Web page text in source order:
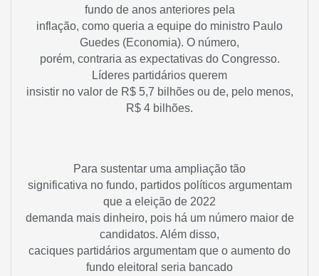
fundo de anos anteriores pela
inflação, como queria a equipe do ministro Paulo
Guedes (Economia). O número,
porém, contraria as expectativas do Congresso.
Líderes partidários querem
insistir no valor de R$ 5,7 bilhões ou de, pelo menos,
R$ 4 bilhões.
Para sustentar uma ampliação tão
significativa no fundo, partidos políticos argumentam
que a eleição de 2022
demanda mais dinheiro, pois há um número maior de
candidatos. Além disso,
caciques partidários argumentam que o aumento do
fundo eleitoral seria bancado